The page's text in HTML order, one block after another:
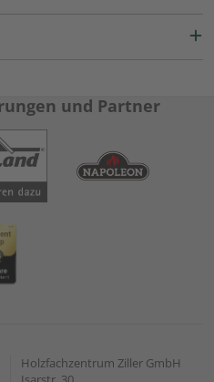
und Partner
Holzfachzentrum Ziller GmbH